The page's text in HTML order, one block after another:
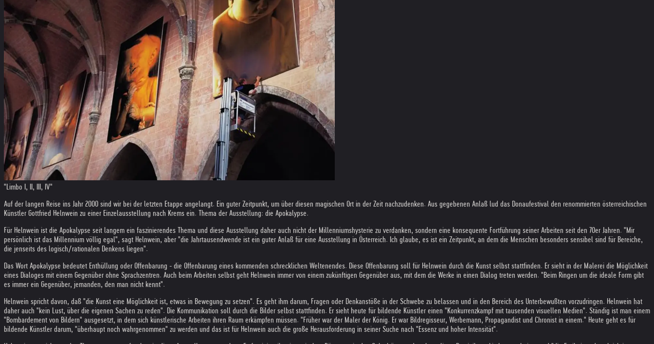
"Limbo I, II, III, IV"
Auf der langen Reise ins Jahr 2000 sind wir bei der letzten Etappe angelangt. Ein guter Zeitpunkt, um über diesen magischen Ort in der Zeit nachzudenken. Aus gegebenen Anlaß lud das Donaufestival den renommierten österreichischen
Künstler Gottfried Helnwein zu einer Einzelausstellung nach Krems ein. Thema der Ausstellung: die Apokalypse.
Für Helnwein ist die Apokalypse seit langem ein faszinierendes Thema und diese Ausstellung daher auch nicht der Millenniumshysterie zu verdanken, sondern eine konsequente Fortführung seiner Arbeiten seit den 70er Jahren. "Mir
persönlich ist das Millennium völlig egal", sagt Helnwein, aber "die Jahrtausendwende ist ein guter Anlaß für eine Ausstellung in Österreich. Ich glaube, es ist ein Zeitpunkt, an dem die Menschen besonders sensibel sind für Bereiche,
die jenseits des logisch/rationalen Denkens liegen".
Das Wort Apokalypse bedeutet Enthüllung oder Offenbarung - die Offenbarung eines kommenden schrecklichen Weltenendes. Diese Offenbarung soll für Helnwein durch die Kunst selbst stattfinden. Er sieht in der Malerei die Möglichkeit
eines Dialoges mit einem Gegenüber ohne Sprachzentren. Auch beim Arbeiten selbst geht Helnwein immer von einem zukünftigen Gegenüber aus, mit dem die Werke in einen Dialog treten werden. "Beim Ringen um die ideale Form gibt
es immer ein Gegenüber, jemanden, den man nicht kennt".
Helnwein spricht davon, daß "die Kunst eine Möglichkeit ist, etwas in Bewegung zu setzen". Es geht ihm darum, Fragen oder Denkanstöße in der Schwebe zu belassen und in den Bereich des Unterbewußten vorzudringen. Helnwein hat
daher auch "kein Lust, über die eigenen Sachen zu reden". Die Kommunikation soll durch die Bilder selbst stattfinden. Er sieht heute für bildende Künstler einen "Konkurrenzkampf mit tausenden visuellen Medien". Ständig ist man einem
"Bombardement von Bildern" ausgesetzt, in dem sich künstlerische Arbeiten ihren Raum erkämpfen müssen. "Früher war der Maler der König. Er war Bildregisseur, Werbemann, Propagandist und Chronist in einem." Heute geht es für
bildende Künstler darum, "überhaupt noch wahrgenommen" zu werden und das ist für Helnwein auch die große Herausforderung in seiner Suche nach "Essenz und hoher Intensität".